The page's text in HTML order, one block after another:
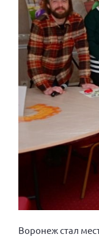
Воронеж стал